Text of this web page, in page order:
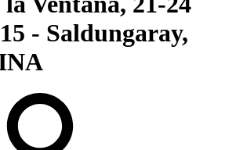
- Saldungaray,